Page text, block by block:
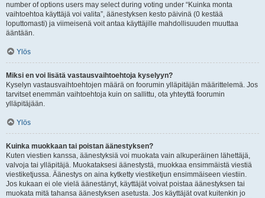
number of options users may select during voting under “Kuinka monta
vaihtoehtoa käyttäjä voi valita”, äänestyksen kesto päivinä (0 kestää
loputtomasti) ja viimeisenä voit antaa käyttäjille mahdollisuuden muuttaa
ääntään.
Ylös
Miksi en voi lisätä vastausvaihtoehtoja kyselyyn?
Kyselyn vastausvaihtoehtojen määrä on foorumin ylläpitäjän määrittelemä. Jos
tarvitset enemmän vaihtoehtoja kuin on sallittu, ota yhteyttä foorumin
ylläpitäjään.
Ylös
Kuinka muokkaan tai poistan äänestyksen?
Kuten viestien kanssa, äänestyksiä voi muokata vain alkuperäinen lähettäjä,
valvoja tai ylläpitäjä. Muokataksesi äänestystä, muokkaa ensimmäistä viestiä
viestiketjussa. Äänestys on aina kytketty viestiketjun ensimmäiseen viestiin.
Jos kukaan ei ole vielä äänestänyt, käyttäjät voivat poistaa äänestyksen tai
muokata mitä tahansa äänestyksen asetusta. Jos käyttäjät ovat kuitenkin jo